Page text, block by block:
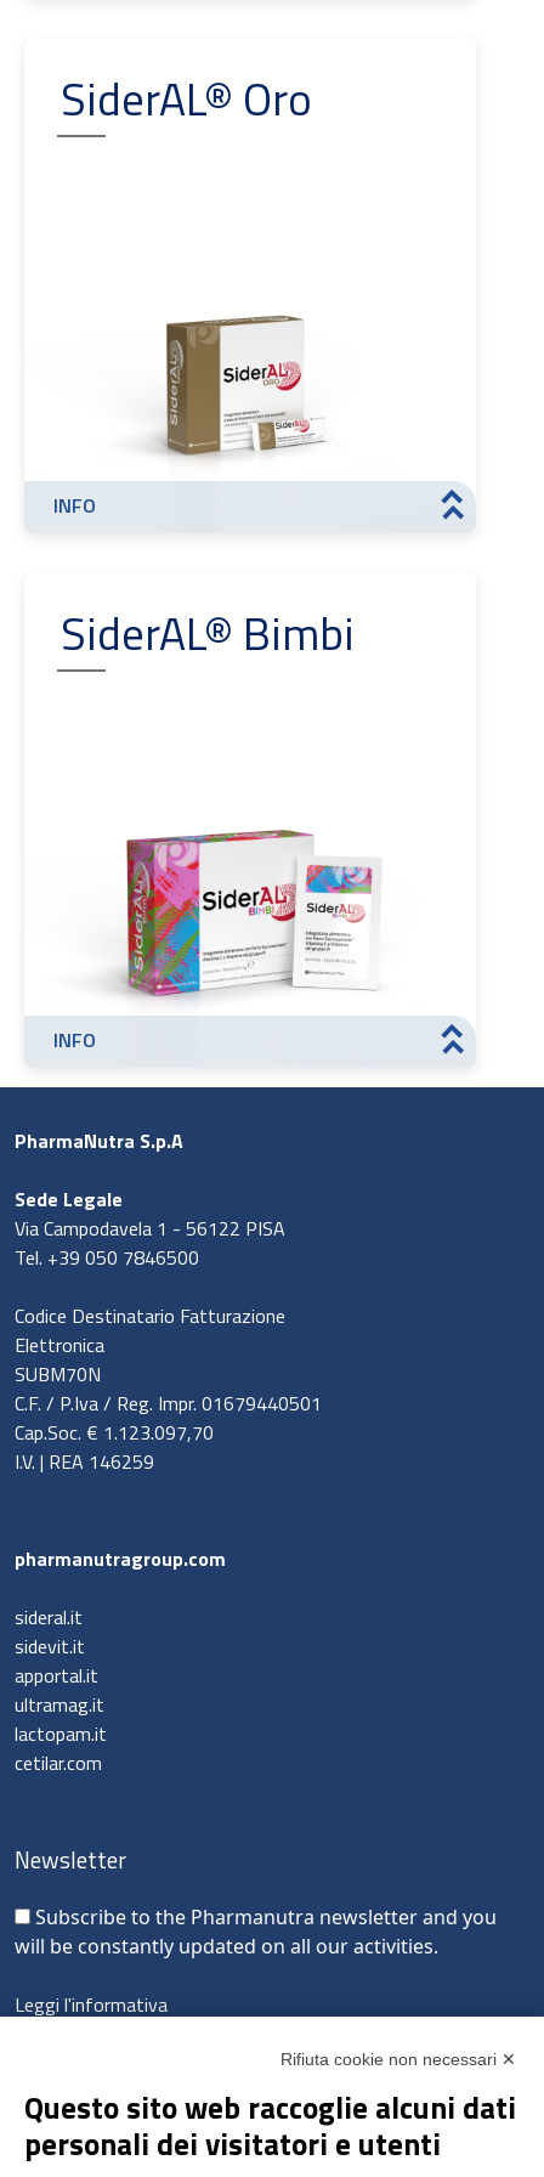
SiderAL® Oro
INFO >>
SiderAL® Bimbi
INFO >>
PharmaNutra S.p.A
Sede Legale
Via Campodavela 1 - 56122 PISA
Tel. +39 050 7846500
Codice Destinatario Fatturazione
Elettronica
SUBM70N
C.F. / P.Iva / Reg. Impr. 01679440501
Cap.Soc. € 1.123.097,70
I.V. | REA 146259
pharmanutragroup.com
sideral.it
sidevit.it
apportal.it
ultramag.it
lactopam.it
cetilar.com
Newsletter
Subscribe to the Pharmanutra newsletter and you
will be constantly updated on all our activities.
Leggi l'informativa
Rifiuta cookie non necessari ✕
Questo sito web raccoglie alcuni dati
personali dei visitatori e utenti